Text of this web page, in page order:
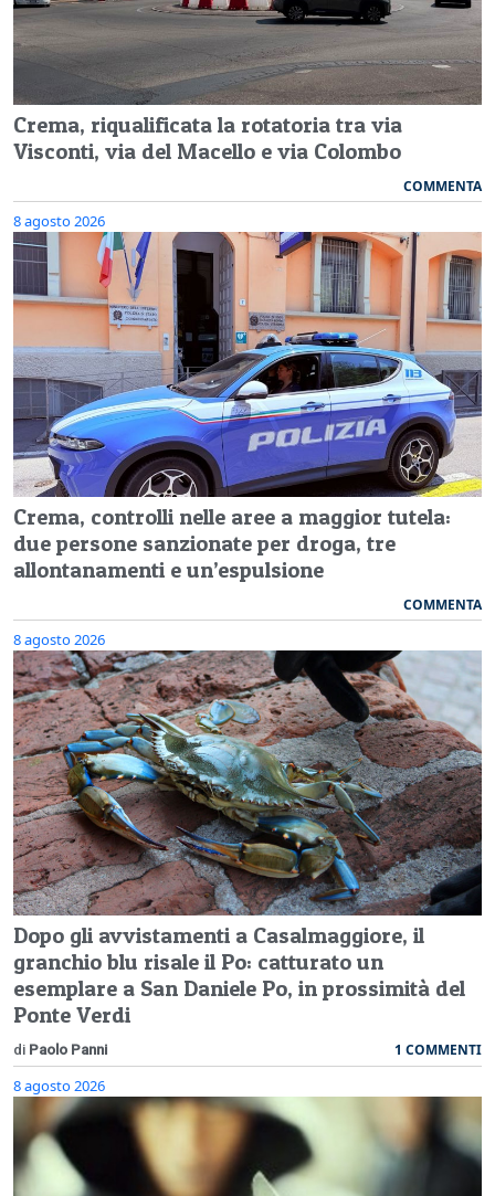
Crema, riqualificata la rotatoria tra via
Visconti, via del Macello e via Colombo
COMMENTA
8 agosto 2026
Crema, controlli nelle aree a maggior tutela:
due persone sanzionate per droga, tre
allontanamenti e un’espulsione
COMMENTA
8 agosto 2026
Dopo gli avvistamenti a Casalmaggiore, il
granchio blu risale il Po: catturato un
esemplare a San Daniele Po, in prossimità del
Ponte Verdi
di Paolo Panni 1 COMMENTI
8 agosto 2026